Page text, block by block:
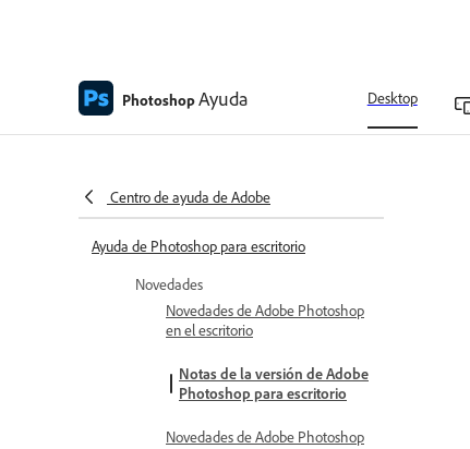
PhotoshopAyuda Desktop
Centro de ayuda de Adobe
Ayuda de Photoshop para escritorio
Novedades
Novedades de Adobe Photoshop
en el escritorio
Notas de la versión de Adobe
Photoshop para escritorio
Novedades de Adobe Photoshop